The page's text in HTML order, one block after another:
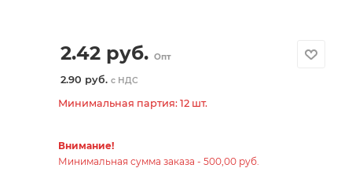
2.42руб. Опт
2.90 руб. с НДС
Минимальная партия: 12 шт.
Внимание!
Минимальная сумма заказа - 500,00 руб.